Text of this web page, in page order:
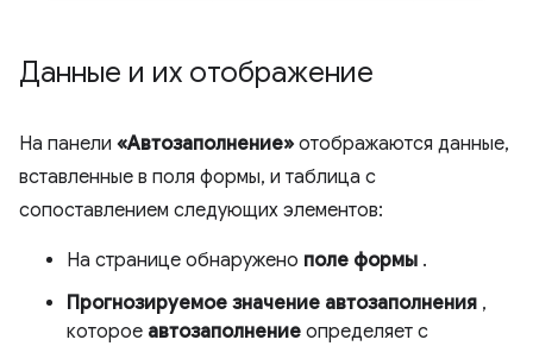
Данные и их отображение
На панели «Автозаполнение» отображаются данные,
вставленные в поля формы, и таблица с
сопоставлением следующих элементов:
На странице обнаружено поле формы .
Прогнозируемое значение автозаполнения ,
которое автозаполнение определяет с